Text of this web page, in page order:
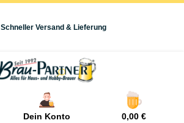
Schneller Versand & Lieferung
Dein Konto 0,00 €